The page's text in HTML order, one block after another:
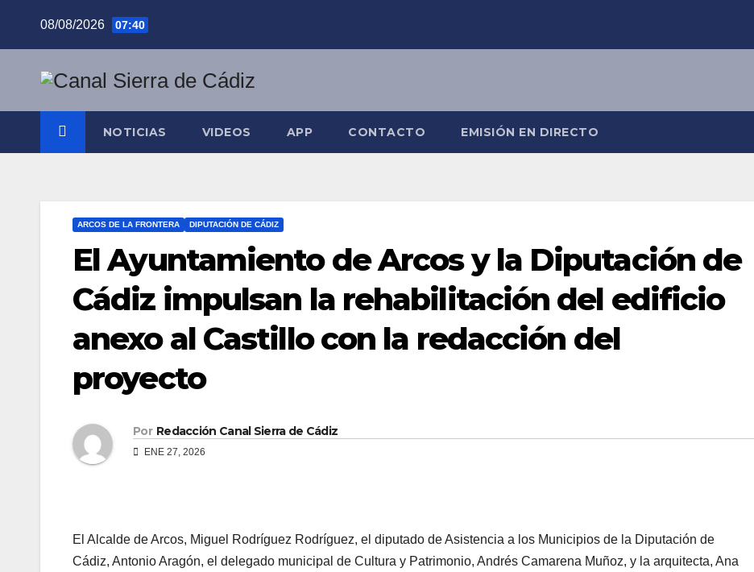
08/08/2026 07:40
NOTICIAS VIDEOS APP CONTACTO EMISIÓN EN DIRECTO
ARCOS DE LA FRONTERA DIPUTACIÓN DE CÁDIZ
El Ayuntamiento de Arcos y la Diputación de
Cádiz impulsan la rehabilitación del edificio
anexo al Castillo con la redacción del
proyecto
Por Redacción Canal Sierra de Cádiz
ENE 27, 2026
El Alcalde de Arcos, Miguel Rodríguez Rodríguez, el diputado de Asistencia a los Municipios de la Diputación de
Cádiz, Antonio Aragón, el delegado municipal de Cultura y Patrimonio, Andrés Camarena Muñoz, y la arquitecta, Ana